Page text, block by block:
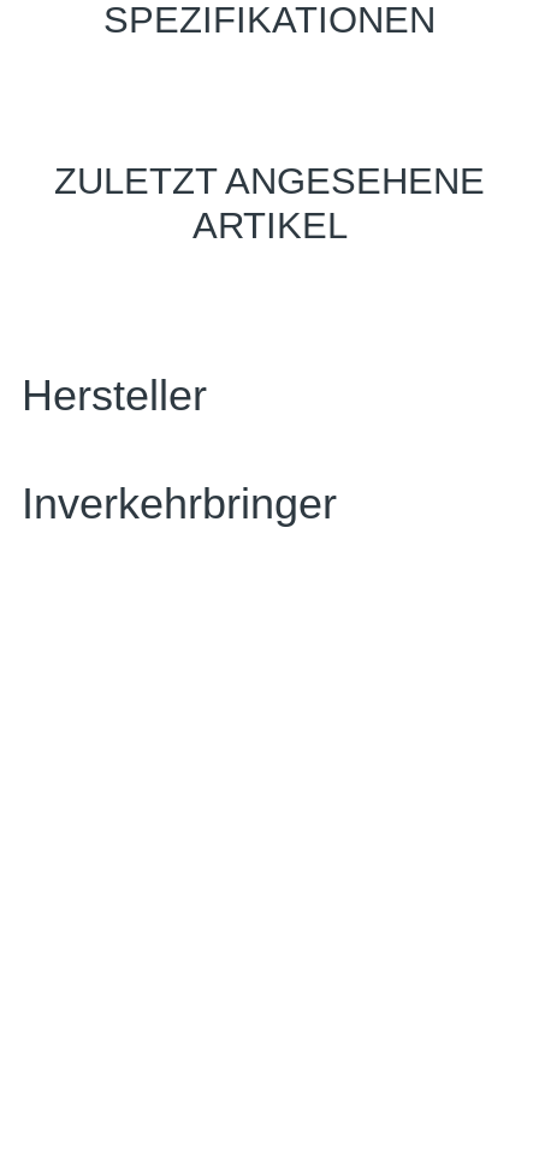
SPEZIFIKATIONEN
ZULETZT ANGESEHENE
ARTIKEL
Hersteller
Inverkehrbringer